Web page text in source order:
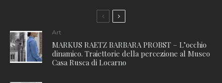
Art
MARKUS RAETZ BARBARA PROBST – L’occhio
dinamico. Traiettorie della percezione al Museo
Casa Rusca di Locarno